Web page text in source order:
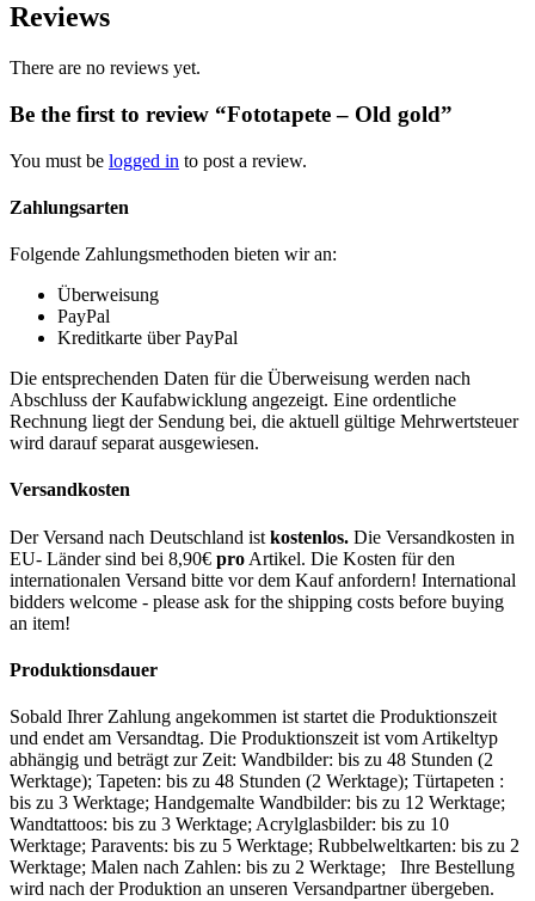
Reviews
There are no reviews yet.
Be the first to review “Fototapete – Old gold”
You must be logged in to post a review.
Zahlungsarten
Folgende Zahlungsmethoden bieten wir an:
Überweisung
PayPal
Kreditkarte über PayPal
Die entsprechenden Daten für die Überweisung werden nach
Abschluss der Kaufabwicklung angezeigt. Eine ordentliche
Rechnung liegt der Sendung bei, die aktuell gültige Mehrwertsteuer
wird darauf separat ausgewiesen.
Versandkosten
Der Versand nach Deutschland ist kostenlos. Die Versandkosten in
EU- Länder sind bei 8,90€ pro Artikel. Die Kosten für den
internationalen Versand bitte vor dem Kauf anfordern! International
bidders welcome - please ask for the shipping costs before buying
an item!
Produktionsdauer
Sobald Ihrer Zahlung angekommen ist startet die Produktionszeit
und endet am Versandtag. Die Produktionszeit ist vom Artikeltyp
abhängig und beträgt zur Zeit: Wandbilder: bis zu 48 Stunden (2
Werktage); Tapeten: bis zu 48 Stunden (2 Werktage); Türtapeten :
bis zu 3 Werktage; Handgemalte Wandbilder: bis zu 12 Werktage;
Wandtattoos: bis zu 3 Werktage; Acrylglasbilder: bis zu 10
Werktage; Paravents: bis zu 5 Werktage; Rubbelweltkarten: bis zu 2
Werktage; Malen nach Zahlen: bis zu 2 Werktage; Ihre Bestellung
wird nach der Produktion an unseren Versandpartner übergeben.